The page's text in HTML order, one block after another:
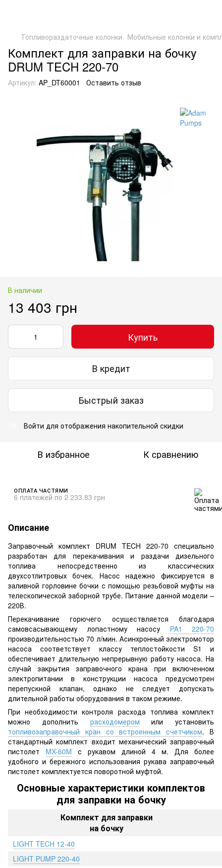
Топливораздаточные колонки Мобильные колонки и
Комплект для заправки на бочку
DRUM TECH 220-70
Артикул: AP_DT60001 Оставить отзыв
В наличии
13 403 грн
Купить
В кредит
Быстрый заказ
Войти для отображения накопительной скидки
В избранное К сравнению
ОПЛАТА ЧАСТЯМИ
6 платежей по 2 233.83 грн
Описание
Заправочный комплект DRUM TECH 220-70 специально
разработан для перекачивания и раздачи дизельного
топлива непосредственно из классических
двухсотлитровых бочек. Насос надежно фиксируется в
заливной горловине бочки с помощью резьбовой муфты на
телескопической заборной трубе. Питание данной модели –
220В.
Перекачивание горючего осуществляется благодаря
самовсасывающему лопастному насосу PA1 220-70
производительностью 70 л/мин. Асинхронный электромотор
насоса соответствует классу теплостойкости S1 и
обеспечивает длительную непрерывную работу насоса. На
случай закрытия заправочного крана при включенном
электропитании в конструкции насоса предусмотрен
перепускной клапан, однако не следует допускать
длительной работы оборудования в таком режиме.
При необходимости контроля расхода топлива комплект
можно дополнить расходомером или установить
топливозаправочный кран со встроенным счетчиком. В
стандартный комплект входит механический заправочный
пистолет MX-60M с рукавом длиной 4 м. Для более
удобного и бережного использования рукава заправочный
пистолет комплектуется поворотной муфтой.
Основные характеристики комплектов
для заправки на бочку
Комплект для заправки
на бочку
LIGHT TECH 12-40
LIGHT PUMP 220-40